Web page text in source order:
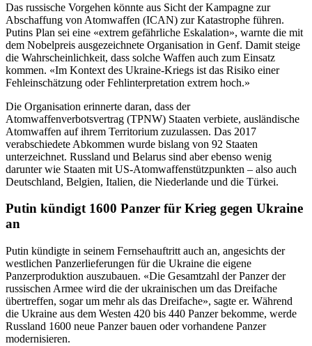
Das russische Vorgehen könnte aus Sicht der Kampagne zur
Abschaffung von Atomwaffen (ICAN) zur Katastrophe führen.
Putins Plan sei eine «extrem gefährliche Eskalation», warnte die mit
dem Nobelpreis ausgezeichnete Organisation in Genf. Damit steige
die Wahrscheinlichkeit, dass solche Waffen auch zum Einsatz
kommen. «Im Kontext des Ukraine-Kriegs ist das Risiko einer
Fehleinschätzung oder Fehlinterpretation extrem hoch.»
Die Organisation erinnerte daran, dass der
Atomwaffenverbotsvertrag (TPNW) Staaten verbiete, ausländische
Atomwaffen auf ihrem Territorium zuzulassen. Das 2017
verabschiedete Abkommen wurde bislang von 92 Staaten
unterzeichnet. Russland und Belarus sind aber ebenso wenig
darunter wie Staaten mit US-Atomwaffenstützpunkten – also auch
Deutschland, Belgien, Italien, die Niederlande und die Türkei.
Putin kündigt 1600 Panzer für Krieg gegen Ukraine
an
Putin kündigte in seinem Fernsehauftritt auch an, angesichts der
westlichen Panzerlieferungen für die Ukraine die eigene
Panzerproduktion auszubauen. «Die Gesamtzahl der Panzer der
russischen Armee wird die der ukrainischen um das Dreifache
übertreffen, sogar um mehr als das Dreifache», sagte er. Während
die Ukraine aus dem Westen 420 bis 440 Panzer bekomme, werde
Russland 1600 neue Panzer bauen oder vorhandene Panzer
modernisieren.